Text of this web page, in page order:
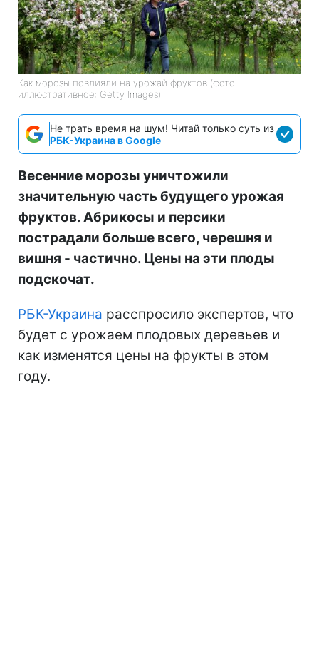
Как морозы повлияли на урожай фруктов (фото
иллюстративное: Getty Images)
Не трать время на шум! Читай только суть из
РБК-Украина в Google
Весенние морозы уничтожили
значительную часть будущего урожая
фруктов. Абрикосы и персики
пострадали больше всего, черешня и
вишня - частично. Цены на эти плоды
подскочат.
РБК-Украина расспросило экспертов, что
будет с урожаем плодовых деревьев и
как изменятся цены на фрукты в этом
году.